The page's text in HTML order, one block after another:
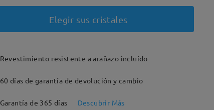
Elegir sus cristales
Revestimiento resistente a arañazo incluído
60 días de garantía de devolución y cambio
Garantía de 365 días Descubrir Más